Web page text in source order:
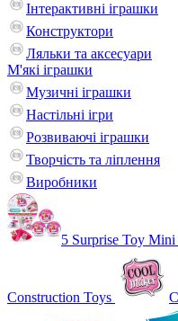
Інтерактивні іграшки
Конструктори
Ляльки та аксесуари
М'які іграшки
Музичні іграшки
Настільні iгри
Розвиваючі іграшки
Творчість та ліплення
Виробники
5 Surprise Toy Mini
Construction Toys